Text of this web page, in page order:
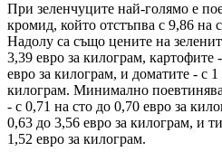
При зеленчуците най-голямо е
кромид, който отстъпва с 9,86 на
Надолу са също цените на
3,39 евро за килограм, картофите
евро за килограм, и доматите - с 1
килограм. Минимално
- с 0,71 на сто до 0,70 евро за
0,63 до 3,56 евро за килограм, и
1,52 евро за килограм.